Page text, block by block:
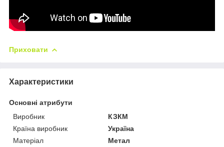
Приховати
Характеристики
Основні атрибути
Виробник
КЗКМ
Країна виробник
Україна
Матеріал
Метал